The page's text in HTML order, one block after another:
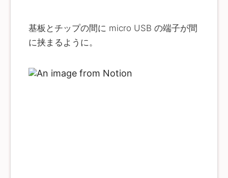
基板とチップの間に micro USB の端子が間
に挟まるように。